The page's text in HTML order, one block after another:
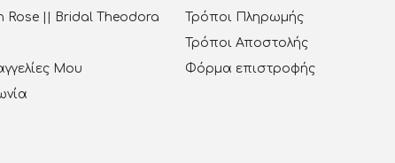
Rose || Bridal Theodora
Μου
Τρόποι Πληρωμής
Τρόποι Αποστολής
Φόρμα επιστροφής